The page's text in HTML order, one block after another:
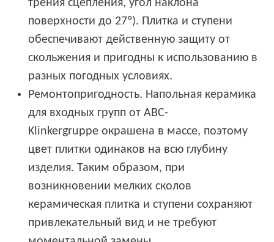
трения сцепления, угол наклона
поверхности до 27º). Плитка и ступени
обеспечивают действенную защиту от
скольжения и пригодны к использованию в
разных погодных условиях.
Ремонтопригодность. Напольная керамика
для входных групп от ABC-
Klinkergruppe окрашена в массе, поэтому
цвет плитки одинаков на всю глубину
изделия. Таким образом, при
возникновении мелких сколов
керамическая плитка и ступени сохраняют
привлекательный вид и не требуют